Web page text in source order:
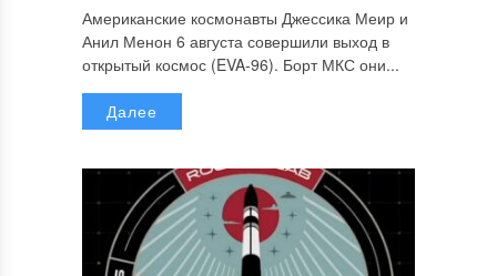
Американские космонавты Джессика Меир и
Анил Менон 6 августа совершили выход в
открытый космос (EVA-96). Борт МКС они...
Далее